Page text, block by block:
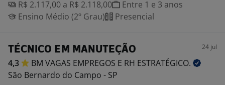
R$ 2.117,00 a R$ 2.118,00
Entre 1 e 3 anos
Ensino Médio (2º Grau)
Presencial
TÉCNICO EM MANUTEÇÃO 24 jul
4,3 BM VAGAS EMPREGOS E RH ESTRATÉGICO.
São Bernardo do Campo - SP